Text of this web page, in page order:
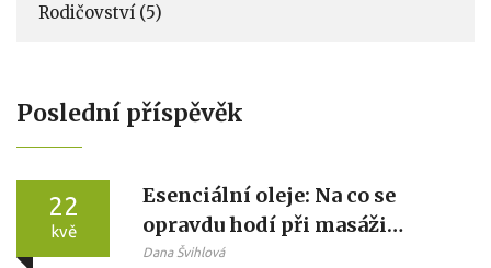
Rodičovství (5)
Poslední příspěvěk
22
kvě
Esenciální oleje: Na co se
opravdu hodí při masáži
lávovými kameny?
Dana Švihlová